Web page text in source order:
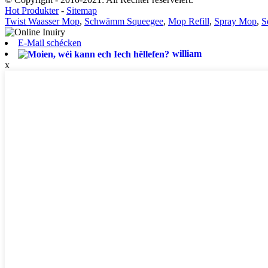
Hot Produkter- Sitemap
Twist Waasser Mop, Schwämm Squeegee, Mop Refill, Spray Mop,
E-Mail schécken
william
x